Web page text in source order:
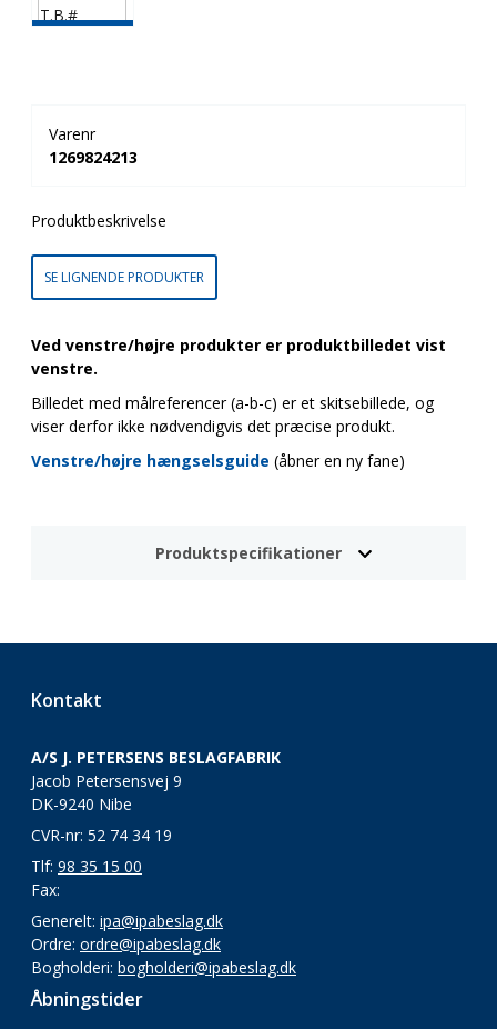
Varenr
1269824213
Produktbeskrivelse
SE LIGNENDE PRODUKTER
Ved venstre/højre produkter er produktbilledet vist
venstre.
Billedet med målreferencer (a-b-c) er et skitsebillede, og
viser derfor ikke nødvendigvis det præcise produkt.
Venstre/højre hængselsguide (åbner en ny fane)
Produktspecifikationer
Kontakt
A/S J. PETERSENS BESLAGFABRIK
Jacob Petersensvej 9
DK-9240 Nibe
CVR-nr: 52 74 34 19
Tlf: 98 35 15 00
Fax:
Generelt: ipa@ipabeslag.dk
Ordre: ordre@ipabeslag.dk
Bogholderi: bogholderi@ipabeslag.dk
Åbningstider